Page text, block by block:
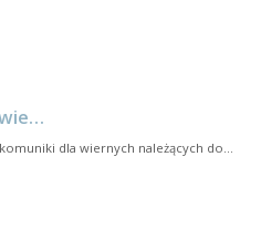
dla wiernych należących do…